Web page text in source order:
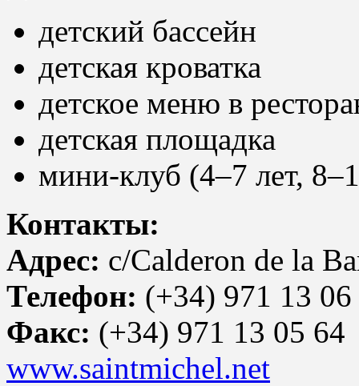
детский бассейн
детская кроватка
детское меню в
детская площадка
мини-клуб (4–7 лет,
Контакты:
Адрес: c/Calderon de la
Телефон: (+34) 971 13 06
Факс: (+34) 971 13 05 64
www.saintmichel.net